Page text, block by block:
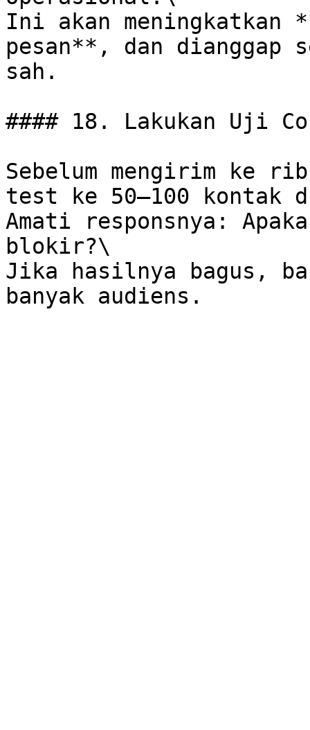
Ini akan meningkatkan
pesan**, dan dianggap
sah.
#### 18. Lakukan Uji
Sebelum mengirim ke
test ke 50–100 kontak
Amati responsnya:
blokir?\
Jika hasilnya bagus,